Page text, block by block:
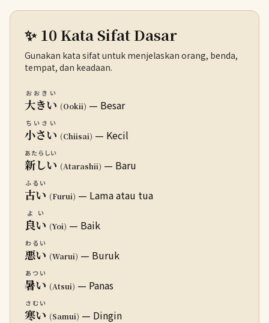
✨ 10 Kata Sifat Dasar
Gunakan kata sifat untuk menjelaskan orang, benda,
tempat, dan keadaan.
大きい
おおきい
(Ookii) — Besar
小さい
ちいさい
(Chiisai) — Kecil
新しい
あたらしい
(Atarashii) — Baru
古い
ふるい
(Furui) — Lama atau tua
良い
よい
(Yoi) — Baik
悪い
わるい
(Warui) — Buruk
暑い
あつい
(Atsui) — Panas
寒い
さむい
(Samui) — Dingin